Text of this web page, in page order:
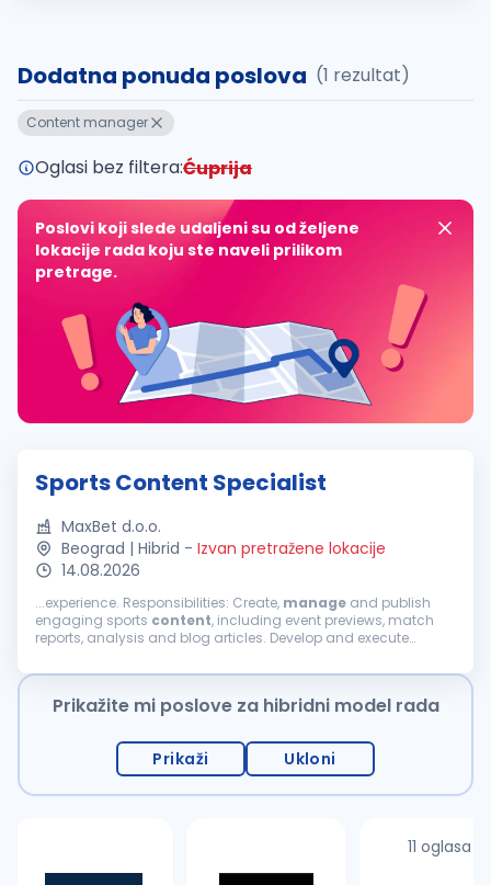
Dodatna ponuda poslova (1 rezultat)
Content manager
Oglasi bez filtera:Ćuprija
Poslovi koji slede udaljeni su od željene
lokacije rada koju ste naveli prilikom
pretrage.
Sports Content Specialist
MaxBet d.o.o.
Beograd | Hibrid - Izvan pretražene lokacije
14.08.2026
...experience. Responsibilities: Create, manage and publish
engaging sports content, including event previews, match
reports, analysis and blog articles. Develop and execute
audience retention. Monitor sports...
Prikažite mi poslove za hibridni model rada
Prikaži Ukloni
11 oglasa